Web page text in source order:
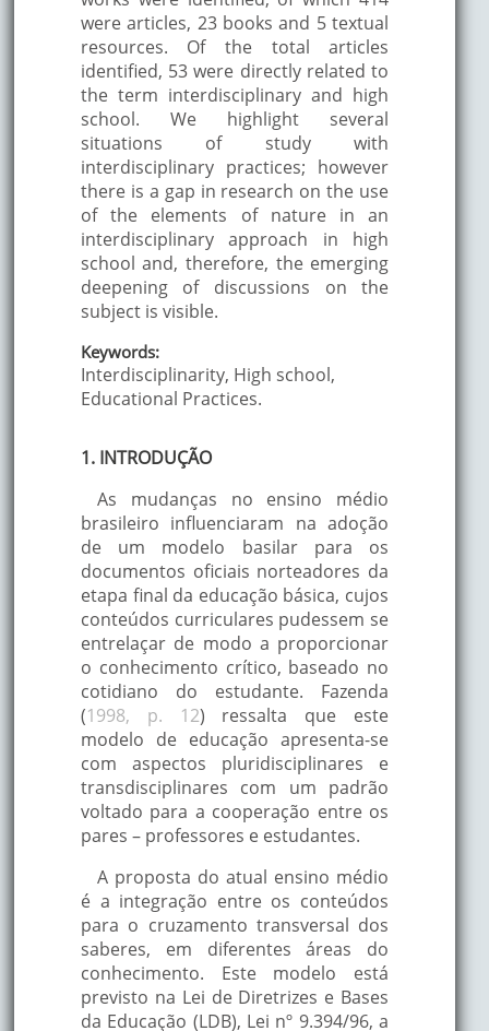
were articles, 23 books and 5 textual
resources. Of the total articles
identified, 53 were directly related to
the term interdisciplinary and high
school. We highlight several
situations of study with
interdisciplinary practices; however
there is a gap in research on the use
of the elements of nature in an
interdisciplinary approach in high
school and, therefore, the emerging
deepening of discussions on the
subject is visible.
Keywords:
Interdisciplinarity, High school,
Educational Practices.
1. INTRODUÇÃO
As mudanças no ensino médio
brasileiro influenciaram na adoção
de um modelo basilar para os
documentos oficiais norteadores da
etapa final da educação básica, cujos
conteúdos curriculares pudessem se
entrelaçar de modo a proporcionar
o conhecimento crítico, baseado no
cotidiano do estudante. Fazenda
(1998, p. 12) ressalta que este
modelo de educação apresenta-se
com aspectos pluridisciplinares e
transdisciplinares com um padrão
voltado para a cooperação entre os
pares – professores e estudantes.
A proposta do atual ensino médio
é a integração entre os conteúdos
para o cruzamento transversal dos
saberes, em diferentes áreas do
conhecimento. Este modelo está
previsto na Lei de Diretrizes e Bases
da Educação (LDB), Lei nº 9.394/96, a